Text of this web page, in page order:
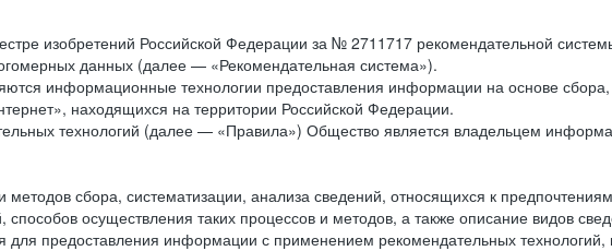
изобретений Российской Федерации за № 2711717 рекомендательной
данных (далее — «Рекомендательная система»).
информационные технологии предоставления информации на основе сбора,
находящихся на территории Российской Федерации.
технологий (далее — «Правила») Общество является владельцем
сбора, систематизации, анализа сведений, относящихся к
осуществления таких процессов и методов, а также описание видов
для предоставления информации с применением рекомендательных технологий,